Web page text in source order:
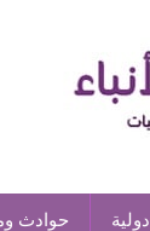
حوادث